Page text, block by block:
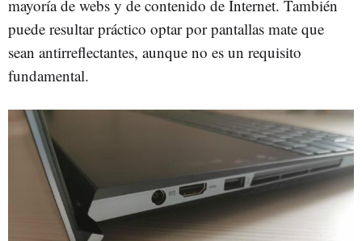
mayoría de webs y de contenido de Internet. También
puede resultar práctico optar por pantallas mate que
sean antirreflectantes, aunque no es un requisito
fundamental.